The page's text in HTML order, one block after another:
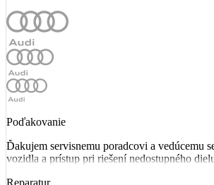
Poďakovanie
Ďakujem servisnemu poradcovi a vedúcemu
vozidla a prístup pri riešení nedostupného